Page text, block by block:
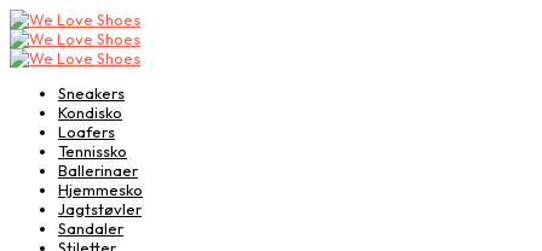
Sneakers
Kondisko
Loafers
Tennissko
Ballerinaer
Hjemmesko
Jagtstøvler
Sandaler